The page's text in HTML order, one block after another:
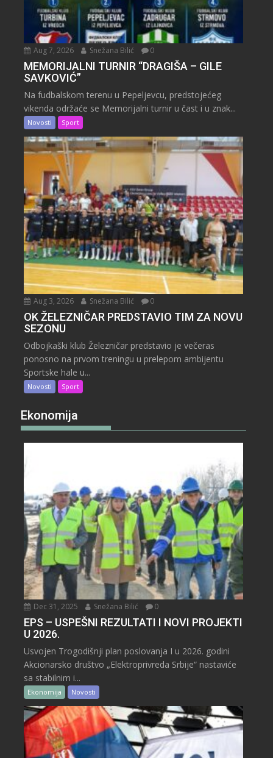
Aug 7, 2026 Snežana Bilić 0
MEMORIJALNI TURNIR “DRAGIŠA – GILE
SAVKOVIĆ”
Na fudbalskom terenu u Pepeljevcu, predstojećeg
vikenda održaće se Memorijalni turnir u čast i u znak...
Novosti Sport
Aug 3, 2026 Snežana Bilić 0
OK ŽELEZNIČAR PREDSTAVIO TIM ZA NOVU
SEZONU
Odbojkaški klub Železničar predstavio je večeras
ponosno na prvom treningu u prelepom ambijentu
Sportske hale u...
Novosti Sport
Ekonomija
Dec 31, 2025 Snežana Bilić 0
EPS – USPEŠNI REZULTATI I NOVI PROJEKTI
U 2026.
Usvojen Trogodišnji plan poslovanja I u 2026. godini
Akcionarsko društvo „Elektroprivreda Srbije“ nastaviće
sa stabilnim i...
Ekonomija Novosti